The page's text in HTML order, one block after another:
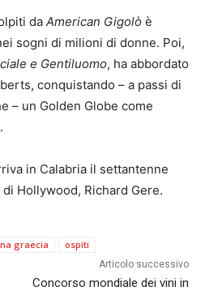
da American Gigolò è
sogni di milioni di donne. Poi,
e Gentiluomo, ha abbordato
conquistando – a passi di
– un Golden Globe come
.
in Calabria il settantenne
Hollywood, Richard Gere.
graecia ospiti
Articolo successivo
Concorso mondiale dei vini in